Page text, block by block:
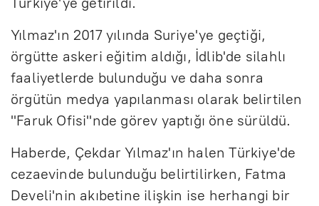
Yılmaz'ın 2017 yılında Suriye'ye geçtiği,
örgütte askeri eğitim aldığı, İdlib'de silahlı
faaliyetlerde bulunduğu ve daha sonra
örgütün medya yapılanması olarak belirtilen
"Faruk Ofisi"nde görev yaptığı öne sürüldü.
Haberde, Çekdar Yılmaz'ın halen Türkiye'de
cezaevinde bulunduğu belirtilirken, Fatma
Develi'nin akıbetine ilişkin ise herhangi bir